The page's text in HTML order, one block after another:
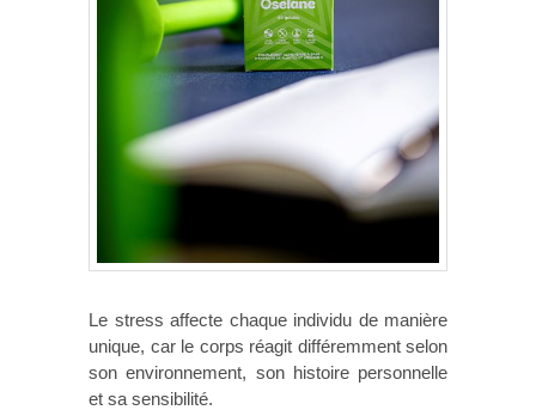
Le stress affecte chaque individu de manière
unique, car le corps réagit différemment selon
son environnement, son histoire personnelle
et sa sensibilité.